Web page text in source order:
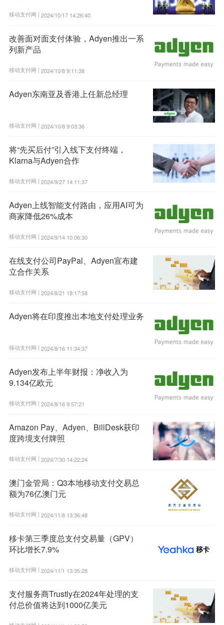
移动支付网 | 2024/10/17 14:26:40
改善面对面支付体验，Adyen推出一系
列新产品
移动支付网 | 2024/10/8 9:11:38
Adyen东南亚及香港上任新总经理
移动支付网 | 2024/10/8 9:03:36
将“先买后付”引入线下支付终端，
Klarna与Adyen合作
移动支付网 | 2024/9/27 14:11:37
Adyen上线智能支付路由，应用AI可为
商家降低26%成本
移动支付网 | 2024/9/14 10:06:30
在线支付公司PayPal、Adyen宣布建
立合作关系
移动支付网 | 2024/8/21 18:17:58
Adyen将在印度推出本地支付处理业务
移动支付网 | 2024/8/16 11:34:37
Adyen发布上半年财报：净收入为
9.134亿欧元
移动支付网 | 2024/8/16 9:57:21
Amazon Pay、Adyen、BillDesk获印
度跨境支付牌照
移动支付网 | 2024/7/30 14:22:24
澳门金管局：Q3本地移动支付交易总
额为76亿澳门元
移动支付网 | 2024/11/8 13:36:48
移卡第三季度总支付交易量（GPV）
环比增长7.9%
移动支付网 | 2024/11/1 13:35:28
支付服务商Trustly在2024年处理的支
付总价值将达到1000亿美元